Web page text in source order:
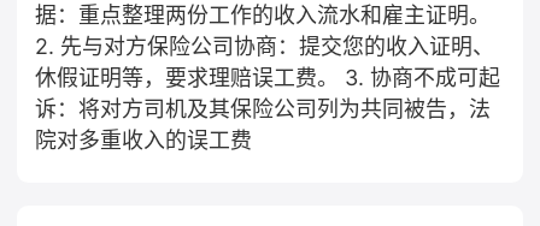
据：重点整理两份工作的收入流水和雇主证明。
2. 先与对方保险公司协商：提交您的收入证明、
休假证明等，要求理赔误工费。 3. 协商不成可起
诉：将对方司机及其保险公司列为共同被告，法
院对多重收入的误工费